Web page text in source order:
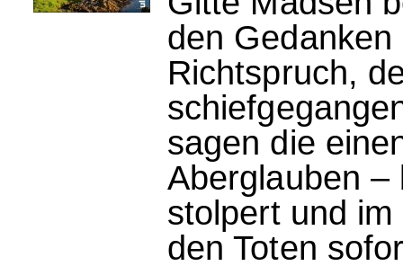
den
Richtspruch,
sagen die
Aberglauben –
stolpert und
den Toten